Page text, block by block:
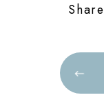
Share